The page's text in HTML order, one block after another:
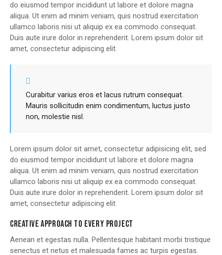
do eiusmod tempor incididunt ut labore et dolore magna
aliqua. Ut enim ad minim veniam, quis nostrud exercitation
ullamco laboris nisi ut aliquip ex ea commodo consequat.
Duis aute irure dolor in reprehenderit. Lorem ipsum dolor sit
amet, consectetur adipiscing elit.
Curabitur varius eros et lacus rutrum consequat.
Mauris sollicitudin enim condimentum, luctus justo
non, molestie nisl.
Lorem ipsum dolor sit amet, consectetur adipisicing elit, sed
do eiusmod tempor incididunt ut labore et dolore magna
aliqua. Ut enim ad minim veniam, quis nostrud exercitation
ullamco laboris nisi ut aliquip ex ea commodo consequat.
Duis aute irure dolor in reprehenderit. Lorem ipsum dolor sit
amet, consectetur adipiscing elit.
CREATIVE APPROACH TO EVERY PROJECT
Aenean et egestas nulla. Pellentesque habitant morbi tristique
senectus et netus et malesuada fames ac turpis egestas.